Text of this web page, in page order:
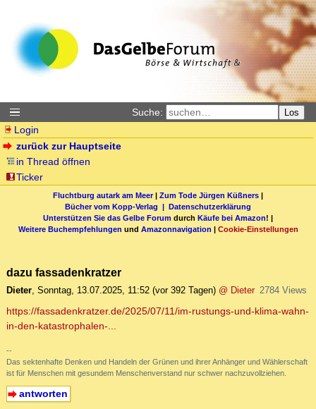
Suche: Los
Login
zurück zur Hauptseite
in Thread öffnen
Ticker
Fluchtburg autark am Meer| Zum Tode Jürgen Küßners |
Bücher vom Kopp-Verlag | Datenschutzerklärung
Unterstützen Sie das Gelbe Forum durch Käufe bei Amazon! |
Weitere Buchempfehlungen und Amazonnavigation | Cookie-Einstellungen
dazu fassadenkratzer
Dieter, Sonntag, 13.07.2025, 11:52 (vor 392 Tagen) @ Dieter 2784 Views
https://fassadenkratzer.de/2025/07/11/im-rustungs-und-klima-wahn-
in-den-katastrophalen-...
--
Das sektenhafte Denken und Handeln der Grünen und ihrer Anhänger und Wählerschaft
ist für Menschen mit gesundem Menschenverstand nur schwer nachzuvollziehen.
antworten